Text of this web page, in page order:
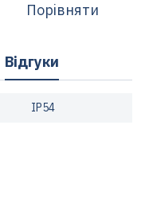
Порівняти
Відгуки
IP54